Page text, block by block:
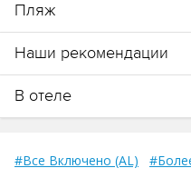
Пляж
Наши рекомендации
В отеле
#Все Включено (AL)